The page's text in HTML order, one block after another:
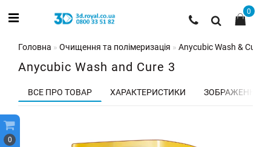
0
0
Головна Очищення та полімеризація Anycubic Wash & Cure 3
Anycubic Wash and Cure 3
ВСЕ ПРО ТОВАР ХАРАКТЕРИСТИКИ ЗОБРАЖЕННЯ